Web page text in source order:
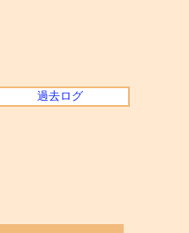
過去ログ